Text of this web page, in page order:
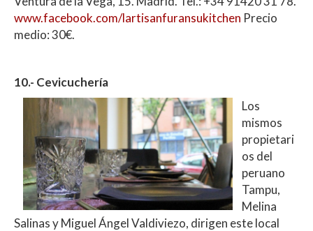
www.facebook.com/lartisanfuransukitchen Precio
medio: 30€.
10.- Cevicuchería
Los
mismos
propietari
os del
peruano
Tampu,
Melina
Salinas y Miguel Ángel Valdiviezo, dirigen este local